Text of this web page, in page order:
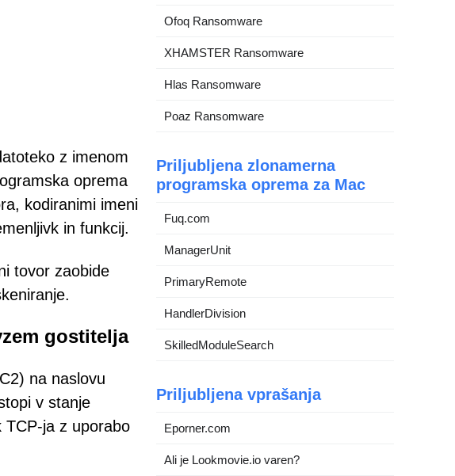
z imenom
oprema
kodiranimi imeni
in funkcij.
tovor zaobide
gostitelja
na naslovu
v stanje
TCP-ja z uporabo
Ofoq Ransomware
XHAMSTER Ransomware
Hlas Ransomware
Poaz Ransomware
Priljubljena zlonamerna
programska oprema za Mac
Fuq.com
ManagerUnit
PrimaryRemote
HandlerDivision
SkilledModuleSearch
Priljubljena vprašanja
Eporner.com
Ali je Lookmovie.io varen?